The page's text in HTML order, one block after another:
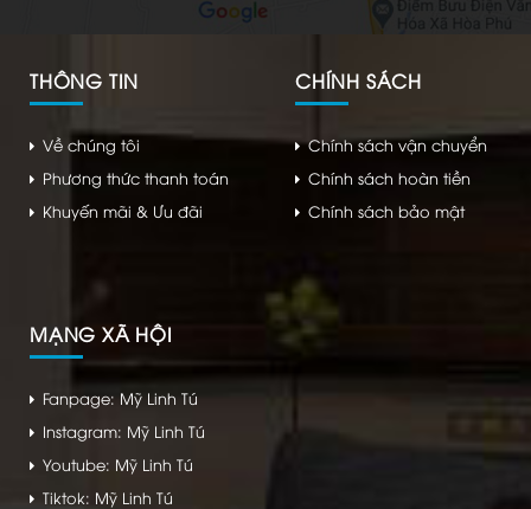
THÔNG TIN
Về chúng tôi
Phương thức thanh toán
Khuyến mãi & Ưu đãi
CHÍNH SÁCH
Chính sách vận chuyển
Chính sách hoàn tiền
Chính sách bảo mật
MẠNG XÃ HỘI
Fanpage: Mỹ Linh Tú
Instagram: Mỹ Linh Tú
Youtube: Mỹ Linh Tú
Tiktok: Mỹ Linh Tú